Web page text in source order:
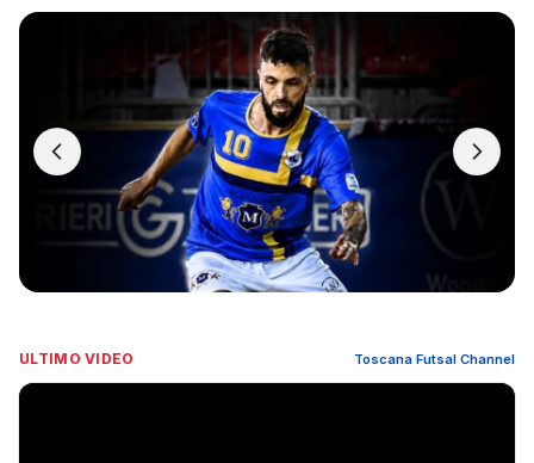
ULTIMO VIDEO Toscana Futsal Channel